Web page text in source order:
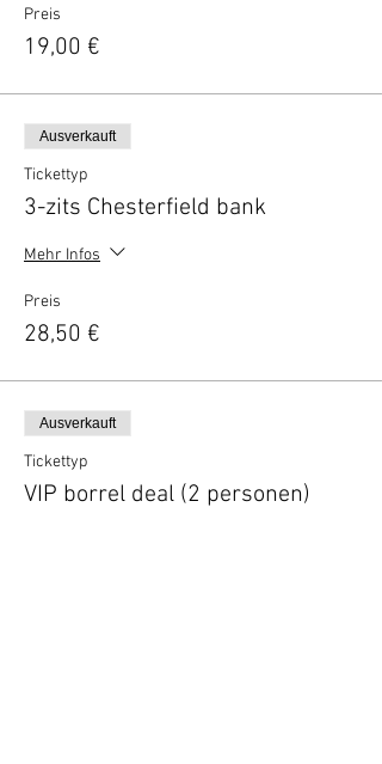
Preis
19,00 €
Ausverkauft
Tickettyp
3-zits Chesterfield bank
Mehr Infos
Preis
28,50 €
Ausverkauft
Tickettyp
VIP borrel deal (2 personen)